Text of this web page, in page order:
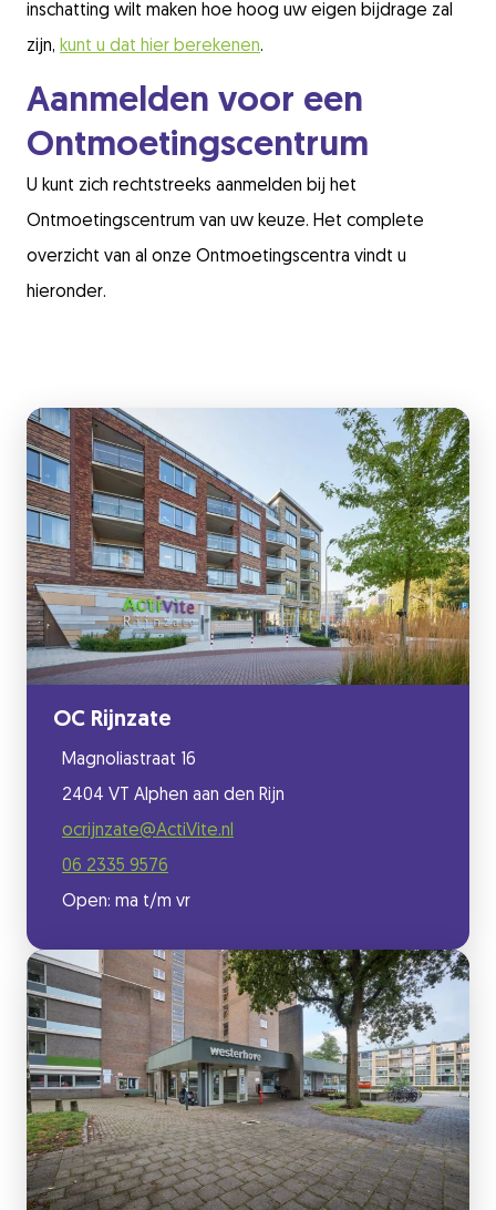
inschatting wilt maken hoe hoog uw eigen bijdrage zal
zijn, kunt u dat hier berekenen.
Aanmelden voor een
Ontmoetingscentrum
U kunt zich rechtstreeks aanmelden bij het
Ontmoetingscentrum van uw keuze. Het complete
overzicht van al onze Ontmoetingscentra vindt u
hieronder.
OC Rijnzate
Magnoliastraat 16
2404 VT Alphen aan den Rijn
ocrijnzate@ActiVite.nl
06 2335 9576
Open: ma t/m vr